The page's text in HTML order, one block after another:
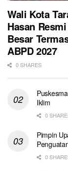
Wali Kota
Hasan
Besar
ABPD 2027
0 SHARES
Iklim
0
Pimpin
0